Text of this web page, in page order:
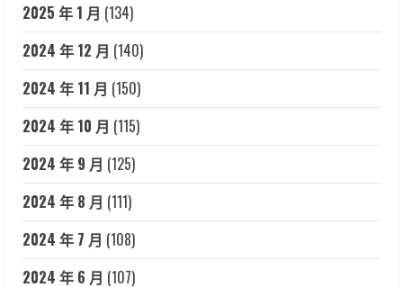
2025 年 1 月 (134)
2024 年 12 月 (140)
2024 年 11 月 (150)
2024 年 10 月 (115)
2024 年 9 月 (125)
2024 年 8 月 (111)
2024 年 7 月 (108)
2024 年 6 月 (107)